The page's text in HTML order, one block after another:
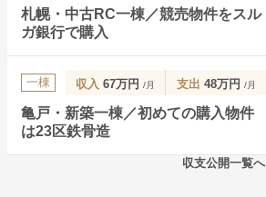
札幌・中古RC一棟／競売物件をスル
ガ銀行で購入
一棟 収入 67万円 /月 支出 48万円 /月
亀戸・新築一棟／初めての購入物件
は23区鉄骨造
収支公開一覧へ